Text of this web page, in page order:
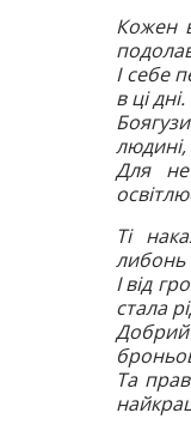
Кожен
І себе
в ці дні.
людині,
Для
Ті
либонь
І від
стала
Добрий
Та